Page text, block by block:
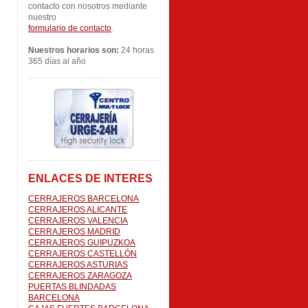
contacto con nosotros mediante
nuestro
formulario de contacto.
Nuestros horarios son: 24 horas
365 días al año
ENLACES DE INTERES
CERRAJEROS BARCELONA
CERRAJEROS ALICANTE
CERRAJEROS VALENCIA
CERRAJEROS MADRID
CERRAJEROS GUIPUZKOA
CERRAJEROS CASTELLÓN
CERRAJEROS ASTURIAS
CERRAJEROS ZARAGOZA
PUERTAS BLINDADAS
BARCELONA